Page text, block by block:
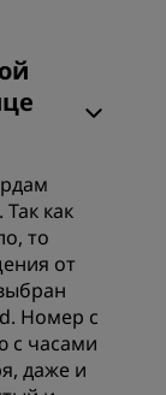
как
то
от
Номер с
с часами
даже и